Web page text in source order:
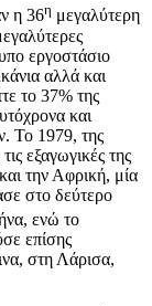
η 36η μεγαλύτερη
εργοστάσιο
αλλά και
το 37% της
και
Το 1979, της
εξαγωγικές της
την Αφρική, μία
στο δεύτερο
ενώ το
επίσης
στη Λάρισα,